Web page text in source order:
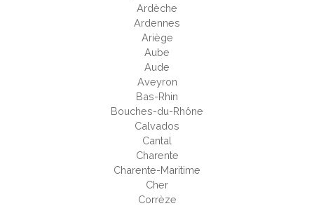
Ardèche
Ardennes
Ariège
Aube
Aude
Aveyron
Bas-Rhin
Bouches-du-Rhône
Calvados
Cantal
Charente
Charente-Maritime
Cher
Corrèze